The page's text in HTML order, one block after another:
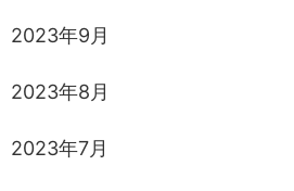
2023年9月
2023年8月
2023年7月